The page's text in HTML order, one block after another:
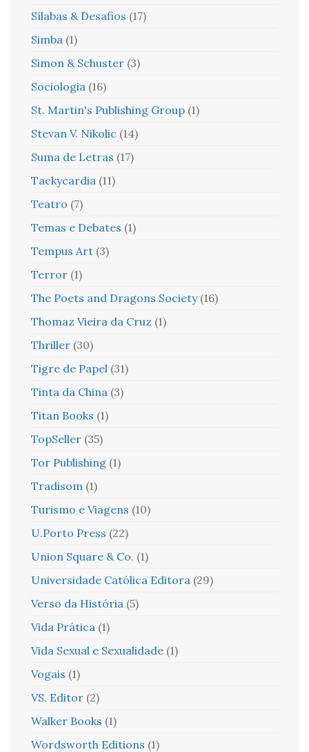
Sílabas & Desafios (17)
Simba (1)
Simon & Schuster (3)
Sociologia (16)
St. Martin's Publishing Group (1)
Stevan V. Nikolic (14)
Suma de Letras (17)
Tackycardia (11)
Teatro (7)
Temas e Debates (1)
Tempus Art (3)
Terror (1)
The Poets and Dragons Society (16)
Thomaz Vieira da Cruz (1)
Thriller (30)
Tigre de Papel (31)
Tinta da China (3)
Titan Books (1)
TopSeller (35)
Tor Publishing (1)
Tradisom (1)
Turismo e Viagens (10)
U.Porto Press (22)
Union Square & Co. (1)
Universidade Católica Editora (29)
Verso da História (5)
Vida Prática (1)
Vida Sexual e Sexualidade (1)
Vogais (1)
VS. Editor (2)
Walker Books (1)
Wordsworth Editions (1)